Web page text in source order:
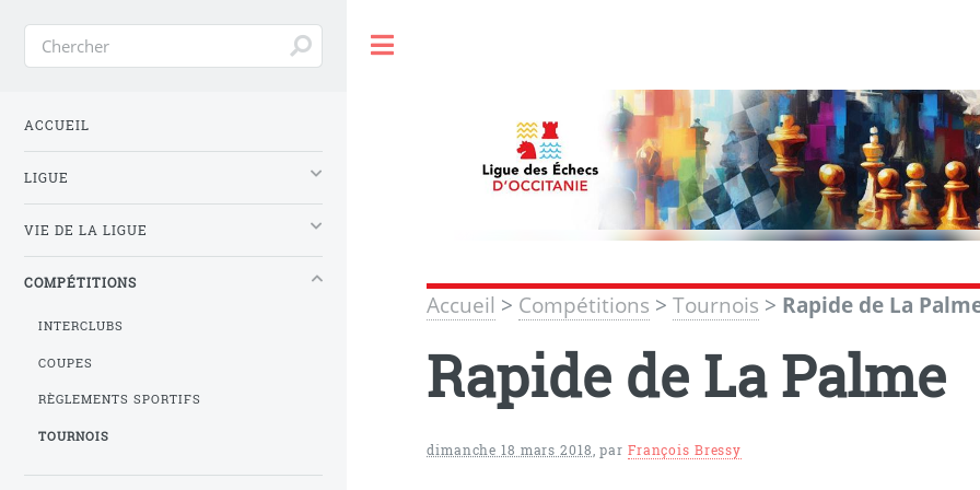
Accueil > Compétitions >Tournois > Rapide de La
Rapide de La Palme
dimanche 18 mars 2018 ,par François Bressy
ACCUEIL
LIGUE
VIE DE LA LIGUE
COMPÉTITIONS
INTERCLUBS
COUPES
RÈGLEMENTS SPORTIFS
TOURNOIS